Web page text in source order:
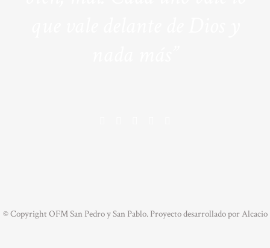
© Copyright OFM San Pedro y San Pablo. Proyecto desarrollado porAlcacio